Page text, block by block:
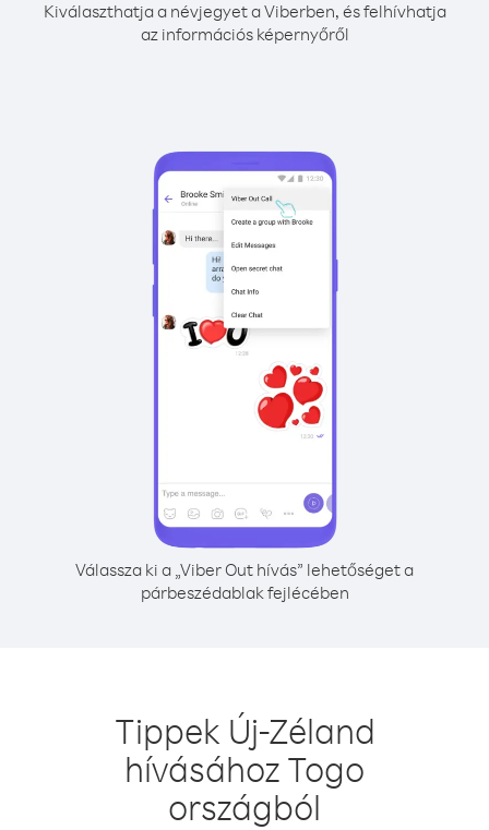
Kiválaszthatja a névjegyet a Viberben, és felhívhatja
az információs képernyőről
Válassza ki a „Viber Out hívás” lehetőséget a
párbeszédablak fejlécében
Tippek Új-Zéland
hívásához Togo
országból